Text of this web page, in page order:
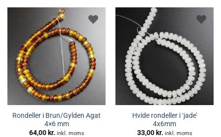
Rondeller i Brun/Gylden Agat
4×6 mm
64,00 kr. inkl. moms
Hvide rondeller i ‘jade’
4x6mm
33,00 kr. inkl. moms